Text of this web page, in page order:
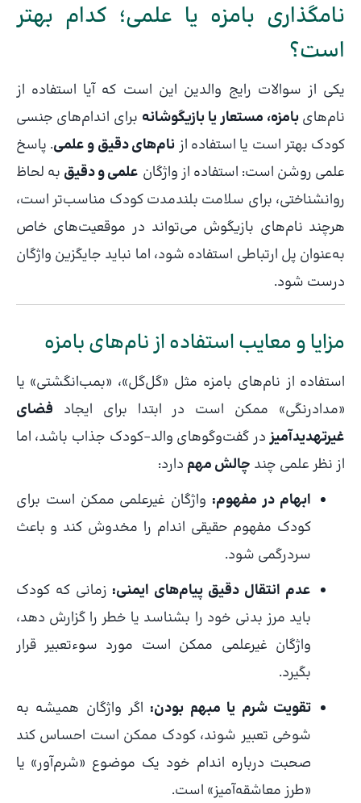
نامگذاری بامزه یا علمی؛ کدام بهتر
است؟
یکی از سوالات رایج والدین این است که آیا استفاده از
نام‌هایبامزه، مستعار یا بازیگوشانه برای اندام‌های جنسی
کودک بهتر است یا استفاده ازنام‌های دقیق و علمی. پاسخ
علمی روشن است: استفاده از واژگان علمی و دقیق به لحاظ
روانشناختی، برای سلامت بلندمدت کودک مناسب‌تر است،
هرچند نام‌های بازیگوش می‌تواند در موقعیت‌های خاص
به‌عنوان پل ارتباطی استفاده شود، اما نباید جایگزین واژگان
درست شود.
مزایا و معایب استفاده از نام‌های بامزه
استفاده از نام‌های بامزه مثل «گل‌گل»، «بمب‌انگشتی» یا
«مدادرنگی» ممکن است در ابتدا برای ایجاد فضای
غیرتهدیدآمیزدر گفت‌وگوهای والد–کودک جذاب باشد، اما
از نظر علمی چند چالش مهم دارد:
ابهام در مفهوم: واژگان غیرعلمی ممکن است برای
کودک مفهوم حقیقی اندام را مخدوش کند و باعث
سردرگمی شود.
عدم انتقال دقیق پیام‌های ایمنی: زمانی که کودک
باید مرز بدنی خود را بشناسد یا خطر را گزارش دهد،
واژگان غیرعلمی ممکن است مورد سوءتعبیر قرار
بگیرد.
تقویت شرم یا مبهم بودن: اگر واژگان همیشه به
شوخی تعبیر شوند، کودک ممکن است احساس کند
صحبت درباره اندام خود یک موضوع «شرم‌آور» یا
«طرز معاشقه‌آمیز» است.